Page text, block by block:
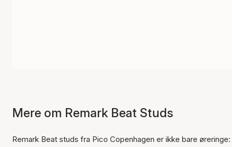
Mere om Remark Beat Studs
Remark Beat studs fra Pico Copenhagen er ikke bare